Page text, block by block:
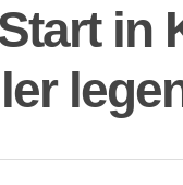
in